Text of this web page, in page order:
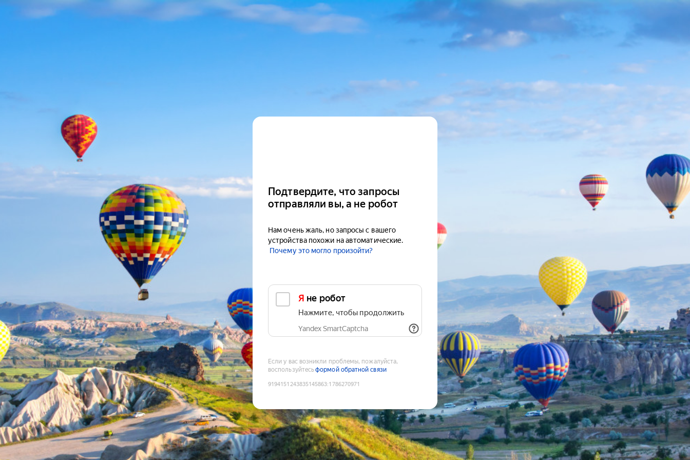
Подтвердите, что запросы
отправляли вы, а не робот
Нам очень жаль, но запросы с вашего
устройства похожи на автоматические.
Почему это могло произойти?
Я не робот
Нажмите, чтобы продолжить
Yandex SmartCaptcha
Если у вас возникли проблемы, пожалуйста,
воспользуйтесьформой обратной связи
9194151243835145863:1786270971